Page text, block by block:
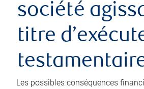
société
titre
Les possibles conséquences